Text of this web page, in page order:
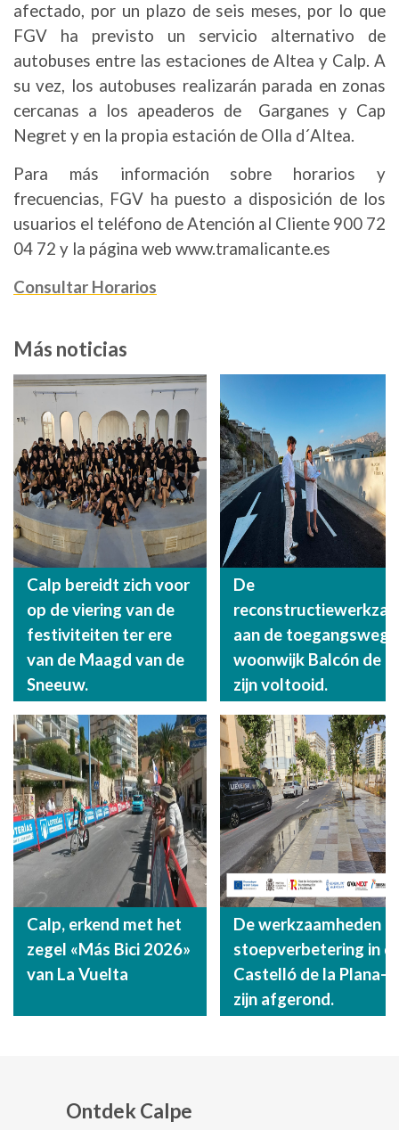
afectado, por un plazo de seis meses, por lo que
FGV ha previsto un servicio alternativo de
autobuses entre las estaciones de Altea y Calp. A
su vez, los autobuses realizarán parada en zonas
cercanas a los apeaderos de Garganes y Cap
Negret y en la propia estación de Olla d´Altea.
Para más información sobre horarios y
frecuencias, FGV ha puesto a disposición de los
usuarios el teléfono de Atención al Cliente 900 72
04 72 y la página web www.tramalicante.es
Consultar Horarios
Más noticias
Calp bereidt zich voor
op de viering van de
festiviteiten ter ere
van de Maagd van de
Sneeuw.
De
aan de toegangsweg
woonwijk Balcón de
zijn voltooid.
Calp, erkend met het
zegel «Más Bici 2026»
van La Vuelta
De werkzaamheden
stoepverbetering in
Castelló de la Plana-
zijn afgerond.
Ontdek Calpe